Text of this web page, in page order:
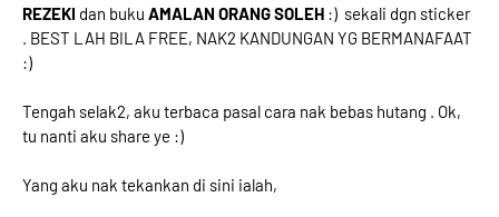
REZEKI dan buku AMALAN ORANG SOLEH :) sekali dgn sticker
. BEST LAH BILA FREE, NAK2 KANDUNGAN YG BERMANAFAAT
:)
Tengah selak2, aku terbaca pasal cara nak bebas hutang . Ok,
tu nanti aku share ye :)
Yang aku nak tekankan di sini ialah,